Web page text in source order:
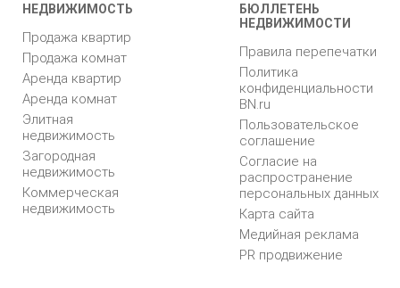
НЕДВИЖИМОСТЬ
Продажа квартир
Продажа комнат
Аренда квартир
Аренда комнат
Элитная
недвижимость
Загородная
недвижимость
Коммерческая
недвижимость
БЮЛЛЕТЕНЬ
НЕДВИЖИМОСТИ
Правила перепечатки
Политика
конфиденциальности
BN.ru
Пользовательское
соглашение
Согласие на
распространение
персональных данных
Карта сайта
Медийная реклама
PR продвижение